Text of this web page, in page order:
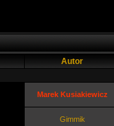
Autor
Marek Kusiakiewicz
Gimmik